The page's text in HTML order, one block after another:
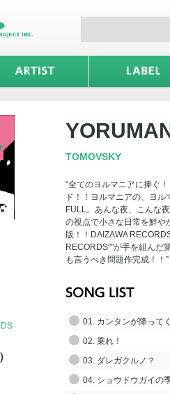
TOMOVSKY
“全てのヨルマニアに捧ぐ
ド！！ヨルマニアの、ヨ
FULL。あんな夜、こんな
の視点で小さな日常を鮮や
版！！DAIZAWA
RECORDS”"が手を組んだ
も言うべき問題作完成！！”
01. カンタンが降って
02. 乗れ！
03. ダレガクルノ？
04. ショウドウガイの